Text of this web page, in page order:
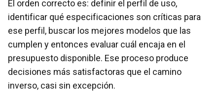
El orden correcto es: definir el perfil de uso,
identificar qué especificaciones son críticas para
ese perfil, buscar los mejores modelos que las
cumplen y entonces evaluar cuál encaja en el
presupuesto disponible. Ese proceso produce
decisiones más satisfactoras que el camino
inverso, casi sin excepción.